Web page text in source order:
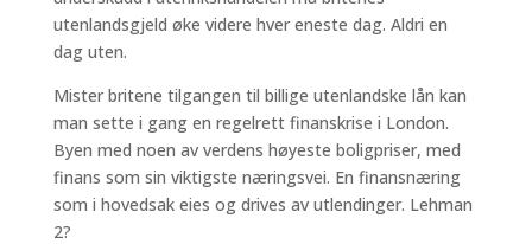
utenlandsgjeld øke videre hver eneste dag. Aldri en
dag uten.
Mister britene tilgangen til billige utenlandske lån kan
man sette i gang en regelrett finanskrise i London.
Byen med noen av verdens høyeste boligpriser, med
finans som sin viktigste næringsvei. En finansnæring
som i hovedsak eies og drives av utlendinger. Lehman
2?